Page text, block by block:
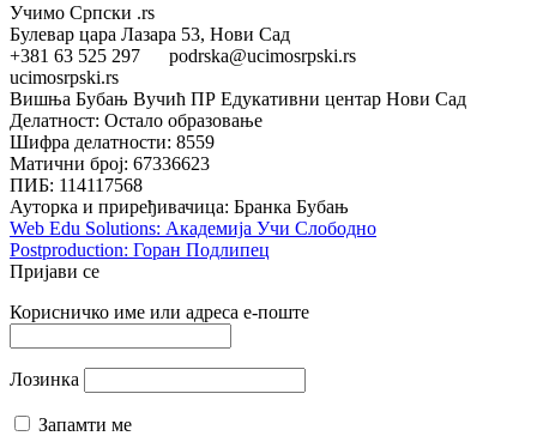
Учимо Српски .rs
Булевар цара Лазара 53, Нови Сад
+381 63 525 297 podrska@ucimosrpski.rs
ucimosrpski.rs
Вишња Бубањ Вучић ПР Едукативни центар Нови Сад
Делатност: Остало образовање
Шифра делатности: 8559
Матични број: 67336623
ПИБ: 114117568
Ауторка и приређивачица: Бранка Бубањ
Web Edu Solutions: Академија Учи Слободно
Postproduction: Горан Подлипец
Пријави се
Корисничко име или адреса е-поште
Лозинка
Запамти ме